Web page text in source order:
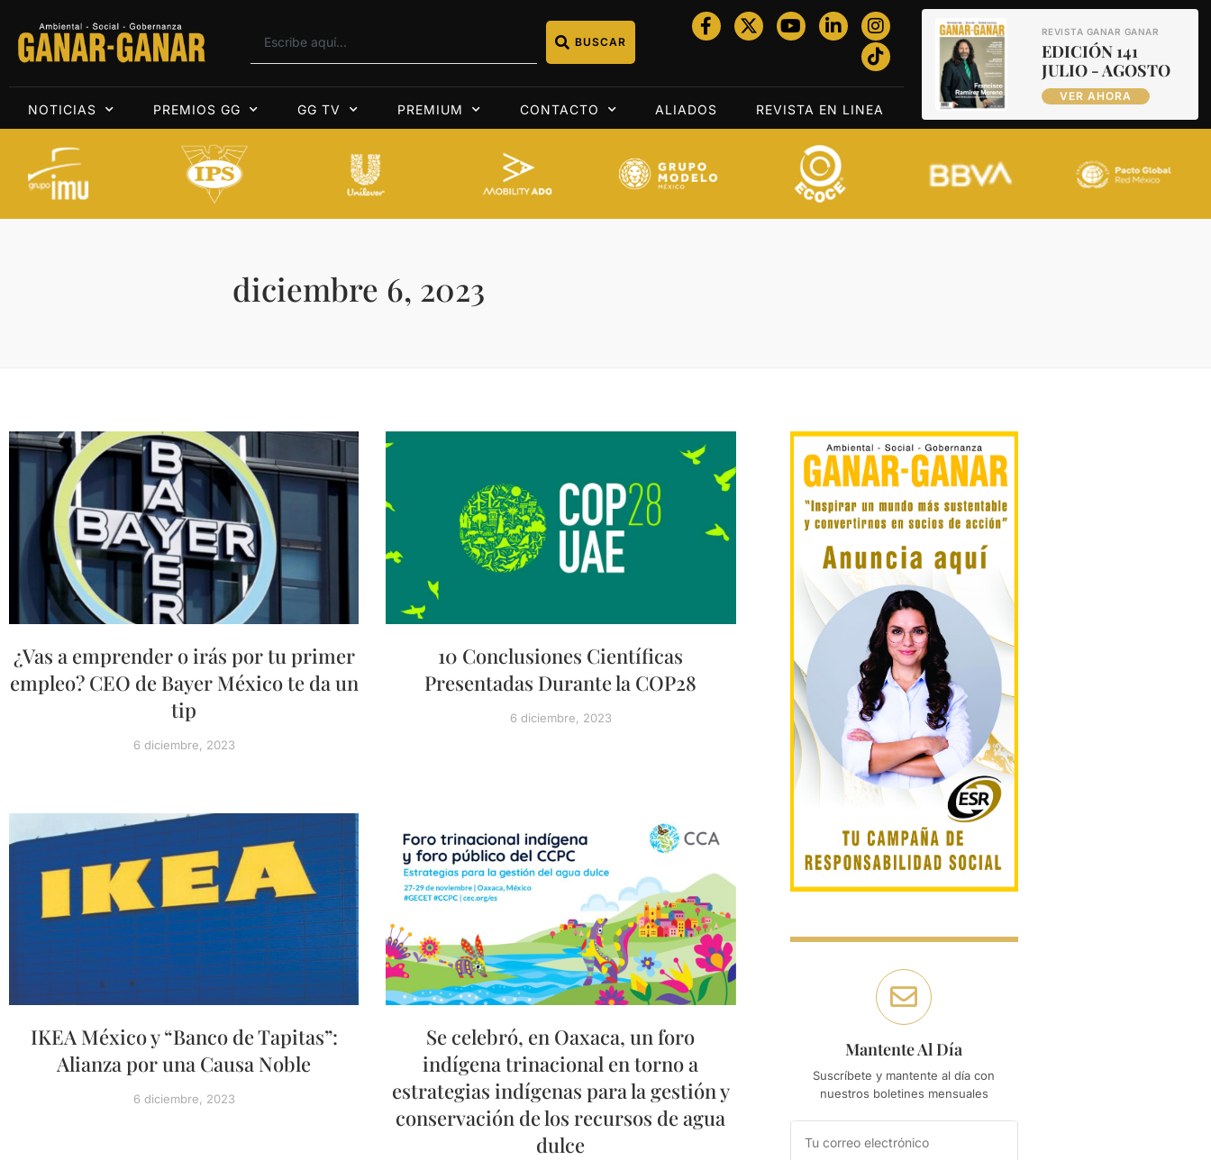
BUSCAR
NOTICIAS PREMIOS GG GG TV PREMIUM CONTACTO ALIADOS REVISTA EN LINEA
REVISTA GANAR GANAR
EDICIÓN 141
JULIO - AGOSTO
VER AHORA
diciembre 6, 2023
¿Vas a emprender o irás por tu primer
empleo? CEO de Bayer México te da un
tip
6 diciembre, 2023
10 Conclusiones Científicas
Presentadas Durante la COP28
6 diciembre, 2023
IKEA México y “Banco de Tapitas”:
Alianza por una Causa Noble
6 diciembre, 2023
Se celebró, en Oaxaca, un foro
indígena trinacional en torno a
estrategias indígenas para la gestión y
conservación de los recursos de agua
dulce
Mantente Al Día
Suscríbete y mantente al día con
nuestros boletines mensuales